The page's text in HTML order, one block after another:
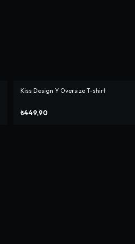
Kiss Design Y Oversize T-shirt
₺449,90